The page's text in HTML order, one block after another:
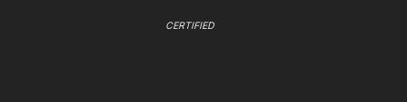
CERTIFIED